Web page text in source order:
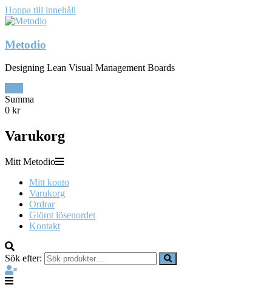
Hoppa till innehåll
Metodio
Designing Lean Visual Management Boards
Summa
0 kr
Varukorg
Mitt Metodio
Mitt konto
Varukorg
Ordrar
Glömt lösenordet
Kontakt
Sök efter: